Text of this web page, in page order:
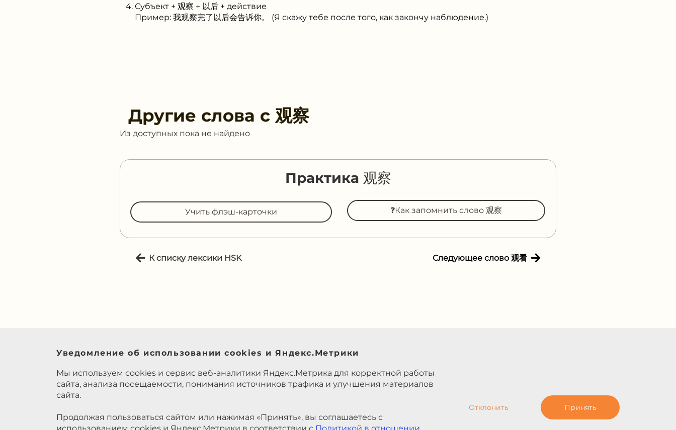
Субъект + 观察 + 以后 + действие
Пример: 我观察完了以后会告诉你。 (Я скажу тебе после того, как закончу наблюдение.)
Другие слова с 观察
Из доступных пока не найдено
Практика 观察
Учить флэш-карточки ❓Как запомнить слово 观察
К списку лексики HSK Следующее слово 观看
Уведомление об использовании cookies и Яндекс.Метрики
Мы используем cookies и сервис веб-аналитики Яндекс.Метрика для корректной работы
сайта, анализа посещаемости, понимания источников трафика и улучшения материалов
сайта.
Продолжая пользоваться сайтом или нажимая «Принять», вы соглашаетесь с
Отклонить Принять